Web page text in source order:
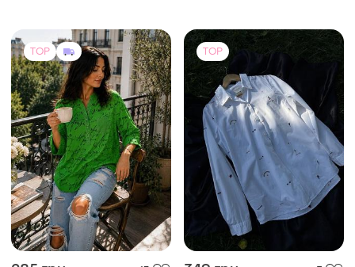
TOP TOP